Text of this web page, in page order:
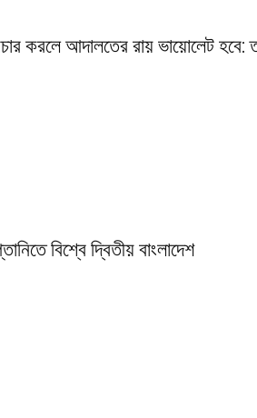
করলে আদালতের রায় ভায়োলেট হবে:
বিশ্বে দ্বিতীয় বাংলাদেশ